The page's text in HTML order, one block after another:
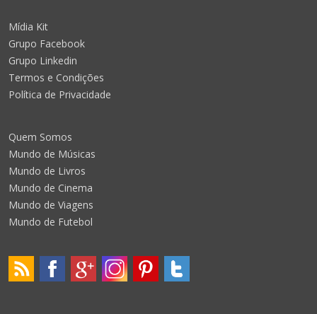
Mídia Kit
Grupo Facebook
Grupo Linkedin
Termos e Condições
Política de Privacidade
Quem Somos
Mundo de Músicas
Mundo de Livros
Mundo de Cinema
Mundo de Viagens
Mundo de Futebol